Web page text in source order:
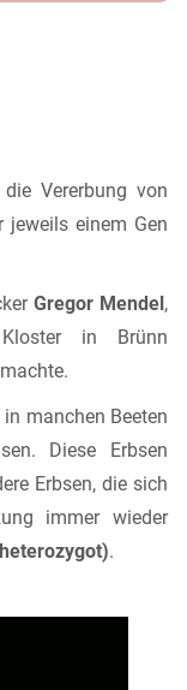
die Vererbung von
jeweils einem Gen
Gregor Mendel,
in Brünn
manchen Beeten
Diese Erbsen
Erbsen, die sich
immer wieder
.